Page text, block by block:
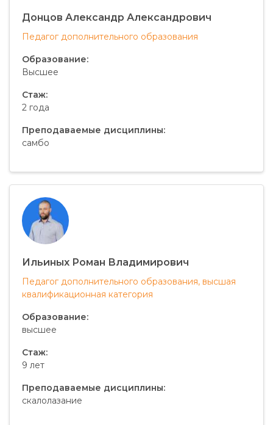
Донцов Александр Александрович
Педагог дополнительного образования
Образование:
Высшее
Стаж:
2 года
Преподаваемые дисциплины:
самбо
Ильиных Роман Владимирович
Педагог дополнительного образования, высшая
квалификационная категория
Образование:
высшее
Стаж:
9 лет
Преподаваемые дисциплины:
скалолазание